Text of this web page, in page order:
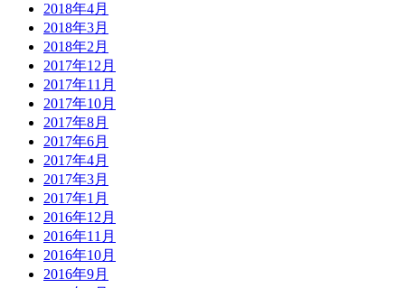
2018年4月
2018年3月
2018年2月
2017年12月
2017年11月
2017年10月
2017年8月
2017年6月
2017年4月
2017年3月
2017年1月
2016年12月
2016年11月
2016年10月
2016年9月